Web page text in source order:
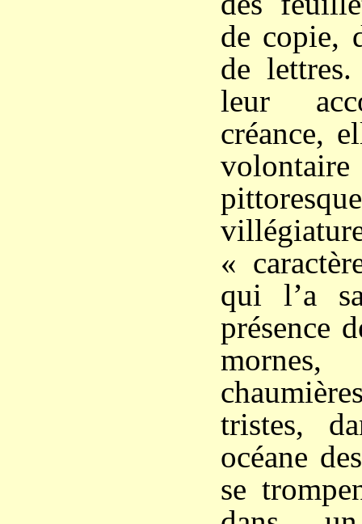
de copie,
de
leur
créance,
«
qui l’a
présence
tristes,
océane
se